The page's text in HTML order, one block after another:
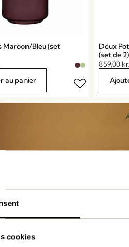
cookies
Maroon/Bleu (set
au panier
Deux
(set de 2)
859,00 kr.